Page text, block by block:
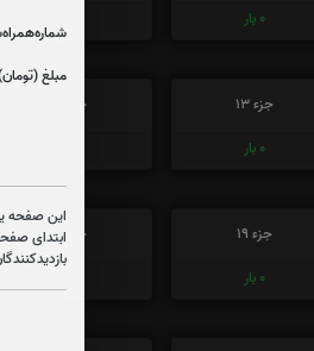
مبلغ
این صفحه
ابتدای
0 بار
جزء 13
0 بار
جزء 14
جزء 19
0 بار
جزء 20